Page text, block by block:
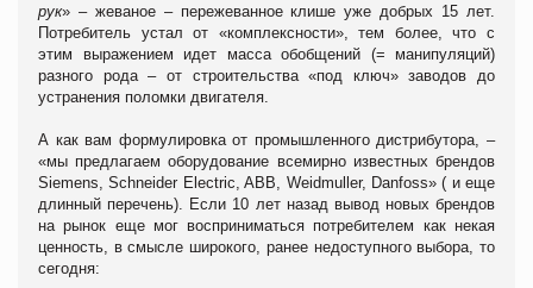
рук» – жеваное – пережеванное клише уже добрых 15 лет.
Потребитель устал от «комплексности», тем более, что с
этим выражением идет масса обобщений (= манипуляций)
разного рода – от строительства «под ключ» заводов до
устранения поломки двигателя.
А как вам формулировка от промышленного дистрибутора, –
«мы предлагаем оборудование всемирно известных брендов
Siemens, Schneider Electric, ABB, Weidmuller, Danfoss» ( и еще
длинный перечень). Если 10 лет назад вывод новых брендов
на рынок еще мог восприниматься потребителем как некая
ценность, в смысле широкого, ранее недоступного выбора, то
сегодня: